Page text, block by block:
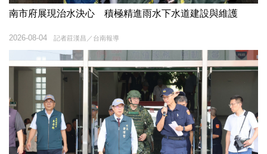
南市府展現治水決心 積極精進雨水下水道建設與維護
記者莊漢昌／台南報導
2026-08-04